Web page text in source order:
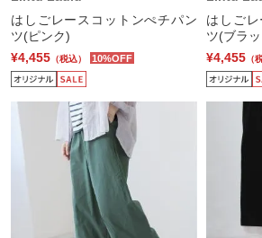
はしごレースコットンぺチパン
ツ(ピンク)
¥4,455 （税込） 10%OFF
はしご
ツ(ブラ
¥4,455 （